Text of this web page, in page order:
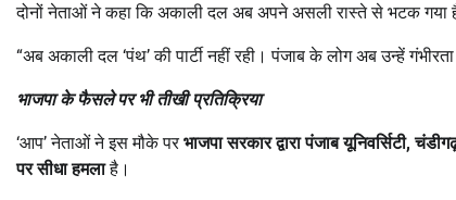
दोनों नेताओं ने कहा कि अकाली दल अब अपने असली रास्ते से भटक गया
“अब अकाली दल ‘पंथ’ की पार्टी नहीं रही। पंजाब के लोग अब उन्हें
भाजपा के फैसले पर भी तीखी प्रतिक्रिया
‘आप’ नेताओं ने इस मौके परभाजपा सरकार द्वारा पंजाब यूनिवर्सिटी,
पर सीधा हमलाहै।